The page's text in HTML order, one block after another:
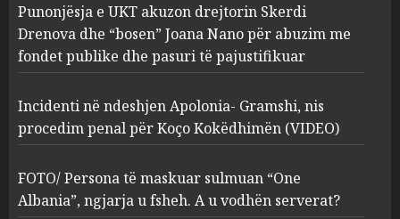
2
Apolonia- Gramshi, nis
procedim penal për Koço
Kokëdhimën (VIDEO)
MARCH 27, 2025
3
FOTO/ Persona të maskuar
sulmuan “One Albania”,
ngjarja u fsheh. A u vodhën
serverat?
MARCH 25, 2025
Punonjësja e UKT akuzon drejtorin Skerdi
Drenova dhe “bosen” Joana Nano për abuzim me
fondet publike dhe pasuri të pajustifikuar
Incidenti në ndeshjen Apolonia- Gramshi, nis
procedim penal për Koço Kokëdhimën (VIDEO)
FOTO/ Persona të maskuar sulmuan “One
Albania”, ngjarja u fsheh. A u vodhën serverat?